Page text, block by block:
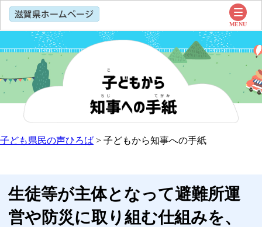
子ども県民の声ひろば > 子どもから知事への手紙
生徒等が主体となって避難所運
営や防災に取り組む仕組みを、